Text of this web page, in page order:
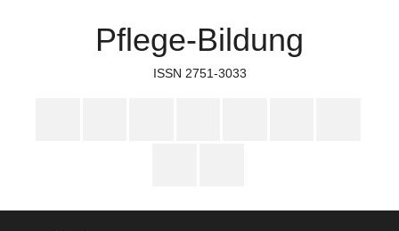
Pflege-Bildung
ISSN 2751-3033